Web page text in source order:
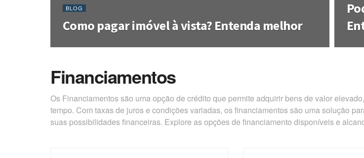
BLOG
Como pagar imóvel à vista? Entenda melhor
Financiamentos
Os Financiamentos são uma opção de crédito que permite adquirir bens de valor
tempo. Com taxas de juros e condições variadas, os financiamentos são uma solução
suas possibilidades financeiras. Explore as opções de financiamento disponíveis e